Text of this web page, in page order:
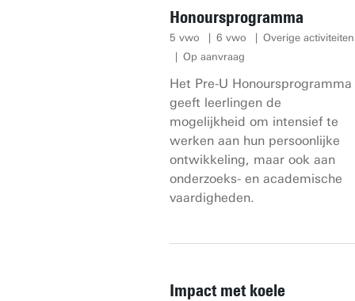
Honoursprogramma
5 vwo 6 vwo
Overige activiteiten
Op aanvraag
Het Pre-U Honoursprogramma
geeft leerlingen de
mogelijkheid om intensief te
werken aan hun persoonlijke
ontwikkeling, maar ook aan
onderzoeks- en academische
vaardigheden.
Impact met koele